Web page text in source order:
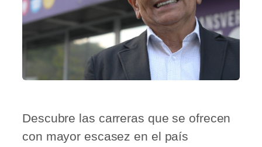
Descubre las carreras que se ofrecen
con mayor escasez en el país